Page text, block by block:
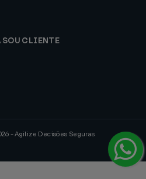
SOU CLIENTE
- Agilize Decisões Seguras